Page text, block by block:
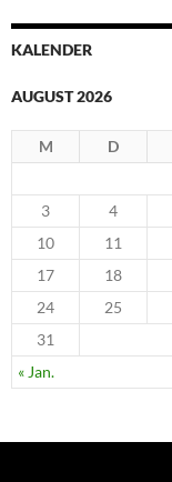
KALENDER
AUGUST 2026
M D
« Jan.
3
4
10
11
17
18
24
25
31